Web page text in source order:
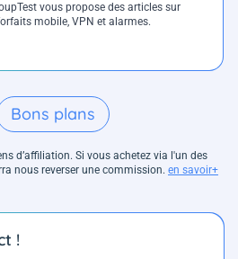
vous propose des articles sur
mobile, VPN et alarmes.
Bons plans
d’affiliation. Si vous achetez via l'un des
nous reverser une commission. en savoir+
!